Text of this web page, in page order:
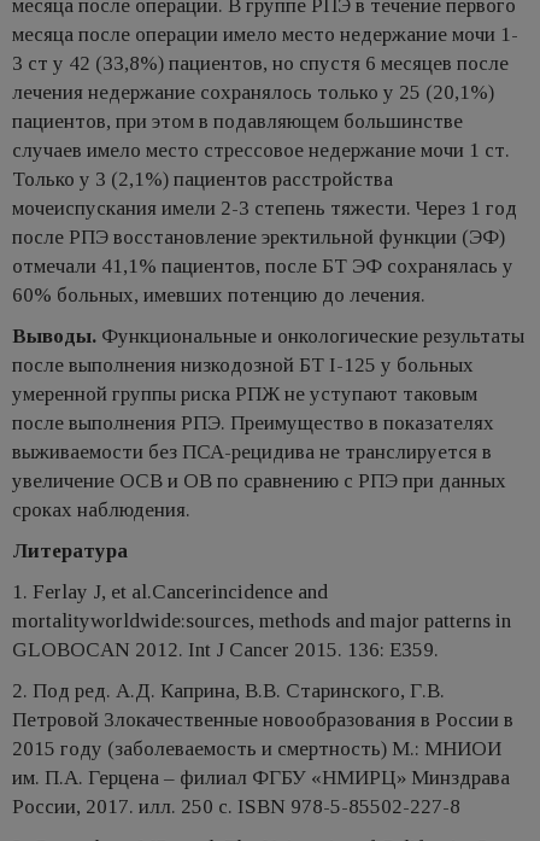
месяца после операции. В группе РПЭ в течение первого
месяца после операции имело место недержание мочи 1-
3 ст у 42 (33,8%) пациентов, но спустя 6 месяцев после
лечения недержание сохранялось только у 25 (20,1%)
пациентов, при этом в подавляющем большинстве
случаев имело место стрессовое недержание мочи 1 ст.
Только у 3 (2,1%) пациентов расстройства
мочеиспускания имели 2-3 степень тяжести. Через 1 год
после РПЭ восстановление эректильной функции (ЭФ)
отмечали 41,1% пациентов, после БТ ЭФ сохранялась у
60% больных, имевших потенцию до лечения.
Выводы. Функциональные и онкологические результаты
после выполнения низкодозной БТ I-125 у больных
умеренной группы риска РПЖ не уступают таковым
после выполнения РПЭ. Преимущество в показателях
выживаемости без ПСА-рецидива не транслируется в
увеличение ОСВ и ОВ по сравнению с РПЭ при данных
сроках наблюдения.
Литература
1. Ferlay J, et al.Cancerincidence and
mortalityworldwide:sources, methods and major patterns in
GLOBOCAN 2012. Int J Cancer 2015. 136: E359.
2. Под ред. А.Д. Каприна, В.В. Старинского, Г.В.
Петровой Злокачественные новообразования в России в
2015 году (заболеваемость и смертность) М.: МНИОИ
им. П.А. Герцена – филиал ФГБУ «НМИРЦ» Минздрава
России, 2017. илл. 250 с. ISBN 978-5-85502-227-8